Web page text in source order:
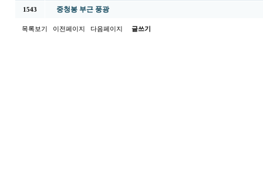
1543 중청봉 부근 풍광
목록보기 이전페이지 다음페이지 글쓰기